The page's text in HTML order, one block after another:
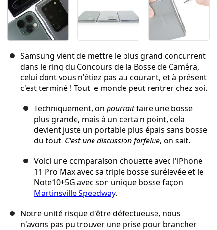
Samsung vient de mettre le plus grand concurrent
dans le ring du Concours de la Bosse de Caméra,
celui dont vous n'étiez pas au courant, et à présent
c'est terminé ! Tout le monde peut rentrer chez soi.
Techniquement, on pourraitfaire une bosse
plus grande, mais à un certain point, cela
devient juste un portable plus épais sans bosse
du tout. C'est une discussion farfelue, on sait.
Voici une comparaison chouette avec l'iPhone
11 Pro Max avec sa triple bosse surélevée et le
Note10+5G avec son unique bosse façon
Martinsville Speedway.
Notre unité risque d'être défectueuse, nous
n'avons pas pu trouver une prise pour brancher